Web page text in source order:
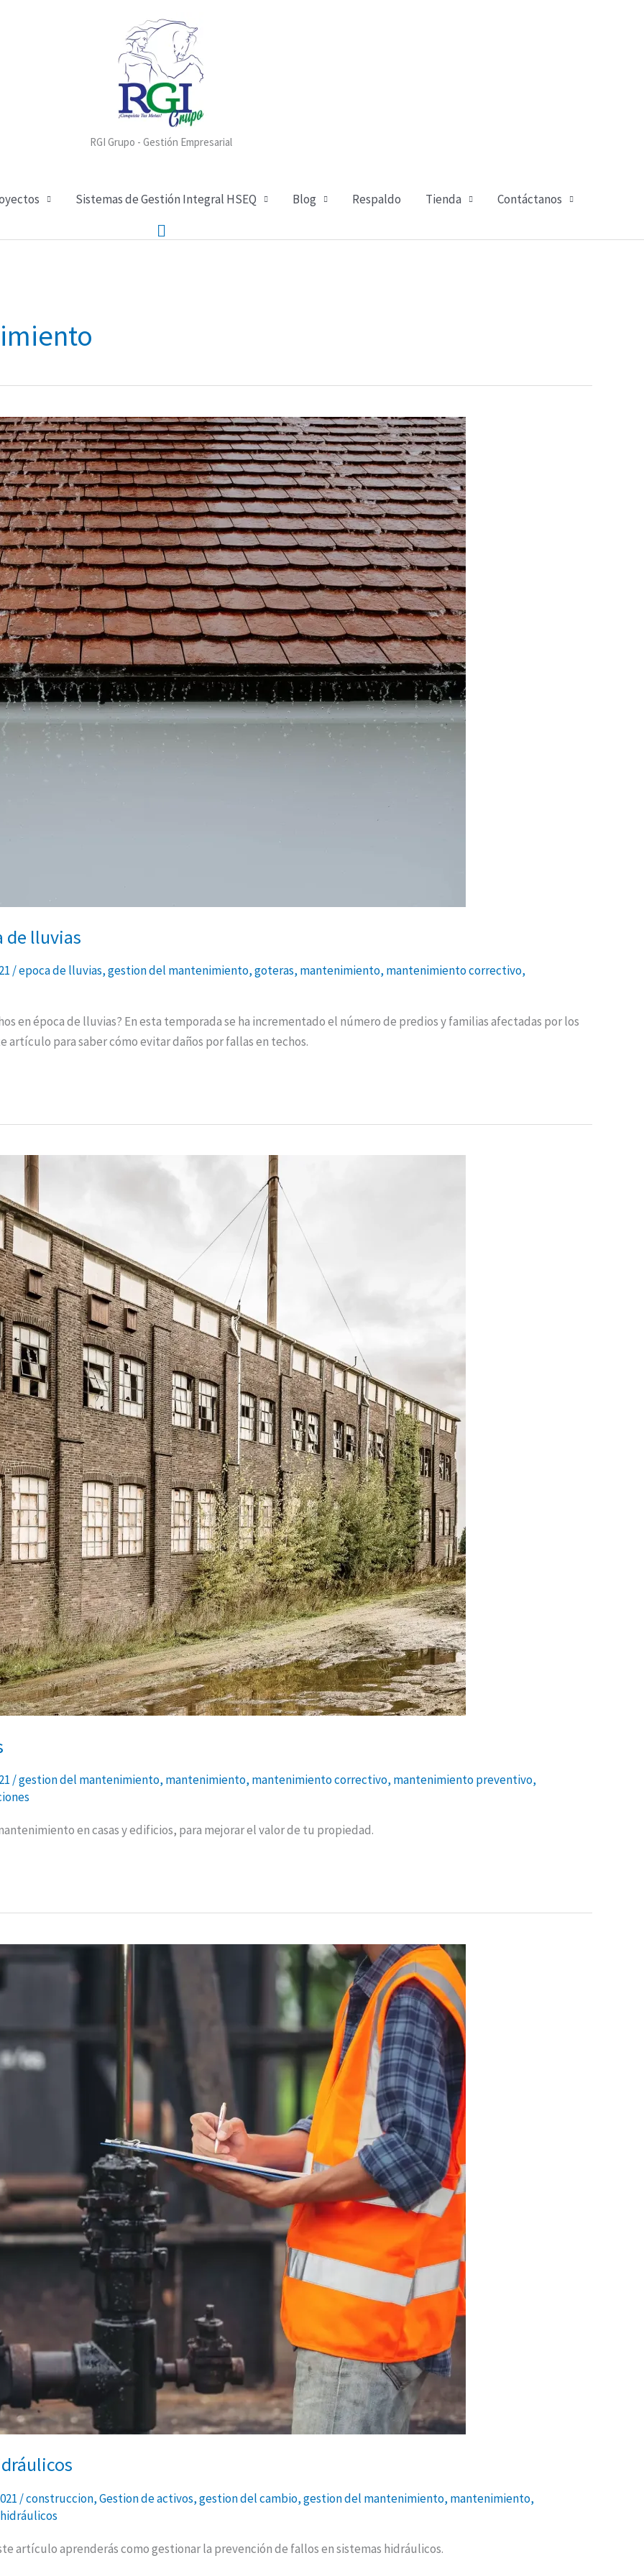
RGI Grupo - Gestión Empresarial
Sistemas de Gestión Integral HSEQ Blog Respaldo Tienda Contáctanos
Buscar
de lluvias
/epoca de lluvias,gestion del mantenimiento,goteras, mantenimiento, mantenimiento correctivo,
en época de lluvias? En esta temporada se ha incrementado el número de predios y familias afectadas por los
artículo para saber cómo evitar daños por fallas en techos.
/gestion del mantenimiento, mantenimiento, mantenimiento correctivo, mantenimiento preventivo,
en casas y edificios, para mejorar el valor de tu propiedad.
/construccion,Gestion de activos,gestion del cambio,gestion del mantenimiento, mantenimiento,
artículo aprenderás como gestionar la prevención de fallos en sistemas hidráulicos.